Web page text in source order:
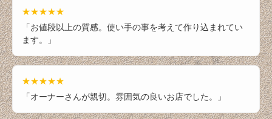
★★★★★
「お値段以上の質感。使い手の事を考えて作り込まれてい
ます。」
★★★★★
「オーナーさんが親切。雰囲気の良いお店でした。」